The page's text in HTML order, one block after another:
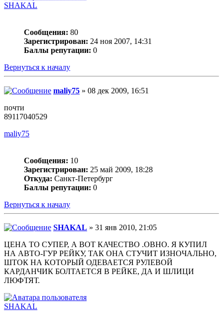
SHAKAL
Сообщения: 80
Зарегистрирован: 24 ноя 2007, 14:31
Баллы репутации: 0
Вернуться к началу
maliy75 » 08 дек 2009, 16:51
почти
89117040529
maliy75
Сообщения: 10
Зарегистрирован: 25 май 2009, 18:28
Откуда: Санкт-Петербург
Баллы репутации: 0
Вернуться к началу
SHAKAL » 31 янв 2010, 21:05
ЦЕНА ТО СУПЕР, А ВОТ КАЧЕСТВО .ОВНО. Я КУПИЛ
НА АВТО-ГУР РЕЙКУ, ТАК ОНА СТУЧИТ ИЗНОЧАЛЬНО,
ШТОК НА КОТОРЫЙ ОДЕВАЕТСЯ РУЛЕВОЙ
КАРДАНЧИК БОЛТАЕТСЯ В РЕЙКЕ, ДА И ШЛИЦИ
ЛЮФТЯТ.
SHAKAL